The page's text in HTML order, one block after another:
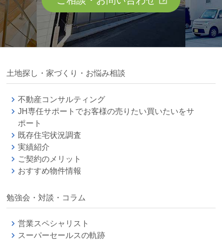
土地探し・家づくり・お悩み相談
不動産コンサルティング
JH専任サポートでお客様の売りたい買いたいをサ
ポート
既存住宅状況調査
実績紹介
ご契約のメリット
おすすめ物件情報
勉強会・対談・コラム
営業スペシャリスト
スーパーセールスの軌跡